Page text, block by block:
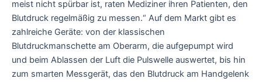
meist nicht spürbar ist, raten Mediziner ihren Patienten, den
Blutdruck regelmäßig zu messen.“ Auf dem Markt gibt es
zahlreiche Geräte: von der klassischen
Blutdruckmanschette am Oberarm, die aufgepumpt wird
und beim Ablassen der Luft die Pulswelle auswertet, bis hin
zum smarten Messgerät, das den Blutdruck am Handgelenk